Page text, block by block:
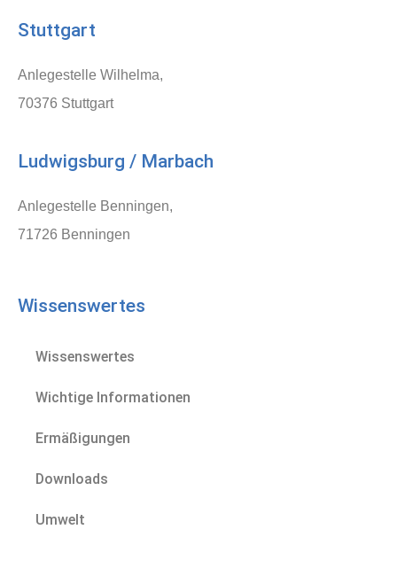
Stuttgart
Anlegestelle Wilhelma,
70376 Stuttgart
Ludwigsburg / Marbach
Anlegestelle Benningen,
71726 Benningen
Wissenswertes
Wissenswertes
Wichtige Informationen
Ermäßigungen
Downloads
Umwelt